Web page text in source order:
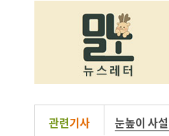
관련기사 눈높이 사설